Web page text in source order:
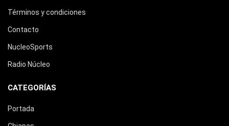
Términos y condiciones
Contacto
NucleoSports
Radio Núcleo
CATEGORÍAS
Portada